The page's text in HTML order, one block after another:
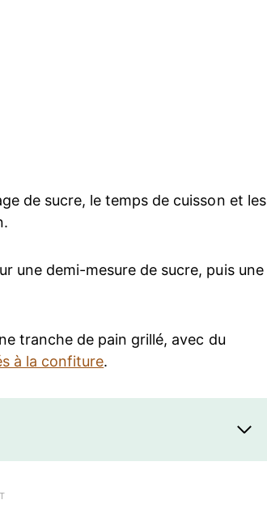
de sucre, le temps de cuisson et les
une demi-mesure de sucre, puis une
tranche de pain grillé, avec du
à la confiture.